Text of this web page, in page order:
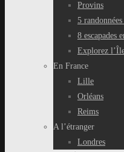
Provins
5
8 escapades
Explorez
En France
Lille
Orléans
Reims
A l’étranger
Londres